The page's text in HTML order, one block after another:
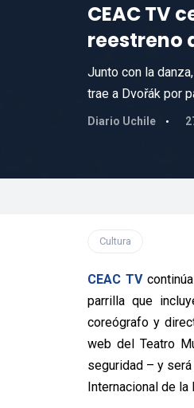
CEAC TV
reestreno
Junto con la
trae a Dvořák por
Diario Uchile
Cultura
CEAC TV
parrilla que
coreógrafo y
web del Teatro
seguridad – y
Internacional de la